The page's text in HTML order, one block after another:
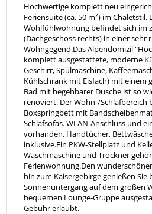
Hochwertige komplett neu
Feriensuite (ca. 50 m²) im
Wohlfühlwohnung befindet sich im
(Dachgeschoss rechts) in einer sehr
Wohngegend.Das Alpendomizil
komplett ausgestattete, moderne
Geschirr, Spülmaschine,
Kühlschrank mit Eisfach) mit einem
Bad mit begehbarer Dusche ist so
renoviert. Der Wohn-/Schlafbereich
Boxspringbett mit
Schlafsofas. WLAN-Anschluss und
vorhanden. Handtücher,
inklusive.Ein PKW-Stellplatz und
Waschmaschine und Trockner
Ferienwohnung.Den
hin zum Kaisergebirge genießen Sie
Sonnenuntergang auf dem großen
bequemen Lounge-Gruppe
Gebühr erlaubt.